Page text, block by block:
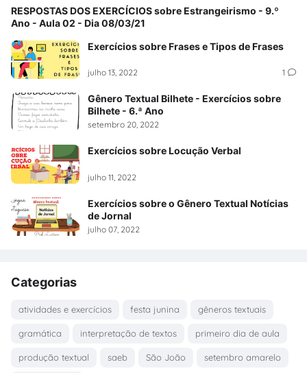
RESPOSTAS DOS EXERCÍCIOS sobre Estrangeirismo - 9.º
Ano - Aula 02 - Dia 08/03/21
Exercícios sobre Frases e Tipos de Frases
julho 13, 2022 1
Gênero Textual Bilhete - Exercícios sobre
Bilhete - 6.ª Ano
setembro 20, 2022
Exercícios sobre Locução Verbal
julho 11, 2022
Exercícios sobre o Gênero Textual Notícias
de Jornal
julho 07, 2022
Categorias
atividades e exercícios festa junina gêneros textuais
gramática interpretação de textos primeiro dia de aula
produção textual saeb São João setembro amarelo